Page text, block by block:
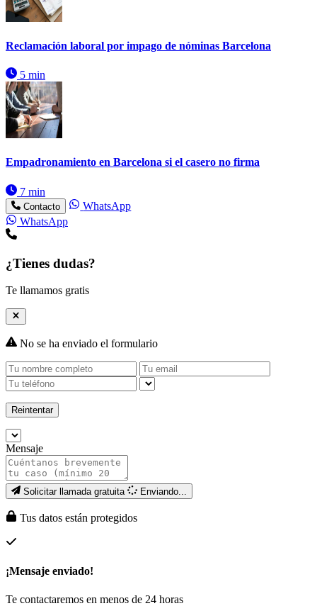
Reclamación laboral por impago de nóminas Barcelona
5 min
Empadronamiento en Barcelona si el casero no firma
7 min
Contacto
WhatsApp
WhatsApp
¿Tienes dudas?
Te llamamos gratis
No se ha enviado el formulario
Reintentar
Mensaje
Solicitar llamada gratuita Enviando...
Tus datos están protegidos
¡Mensaje enviado!
Te contactaremos en menos de 24 horas